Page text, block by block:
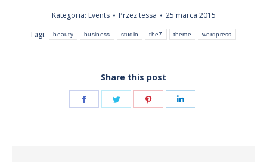
Kategoria: Events Przeztessa
25 marca 2015
Tagi:
beauty business studio the7 theme wordpress
Share this post
Share
Share
Share